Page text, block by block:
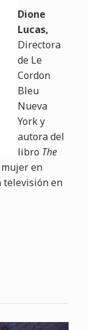
Dione
Lucas,
Directora
de Le
Cordon
Bleu
Nueva
York y
autora del
libro The
en
televisión en